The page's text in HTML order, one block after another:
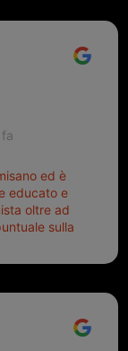
ed è
educato e
oltre ad
sulla